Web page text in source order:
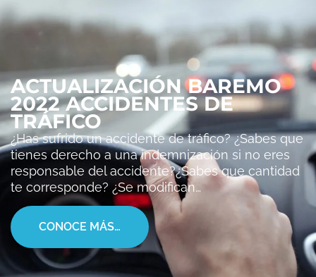
ACTUALIZACIÓN BAREMO
2022 ACCIDENTES DE
TRÁFICO
¿Has sufrido un accidente de tráfico? ¿Sabes que
tienes derecho a una indemnización si no eres
responsable del accidente?¿Sabes que cantidad
te corresponde? ¿Se modifican…
CONOCE MÁS…